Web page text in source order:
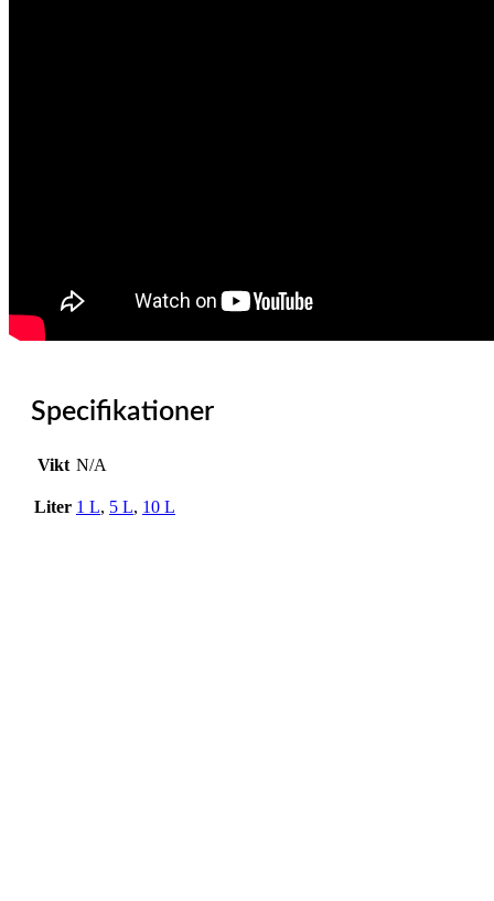
Specifikationer
Vikt N/A
Liter 1 L, 5 L, 10 L